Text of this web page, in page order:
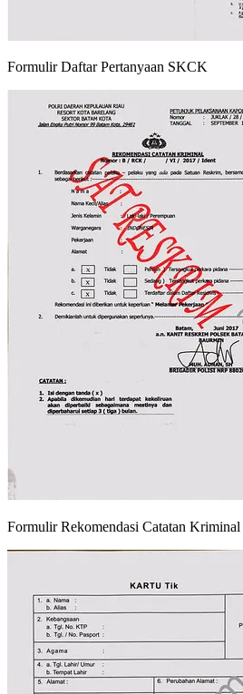
Formulir Daftar Pertanyaan SKCK
Formulir Rekomendasi Catatan Kriminal